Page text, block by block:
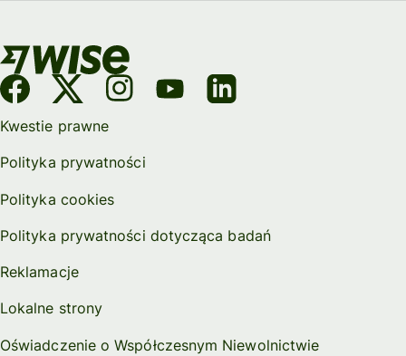
Kwestie prawne
Polityka prywatności
Polityka cookies
Polityka prywatności dotycząca badań
Reklamacje
Lokalne strony
Oświadczenie o Współczesnym Niewolnictwie